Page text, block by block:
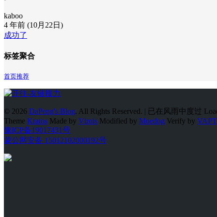
kaboo
4 年前 (10月22日)
成功了
标签聚合
首页推荐
© 2026 DaPeng's Blog. All Rights Reserved. | 已在风雨中度过
Theme Kratos Made by Vtrois Modified by Moedog Verify by
豫ICP备19017431号
蒙公网安备 15012102000192号